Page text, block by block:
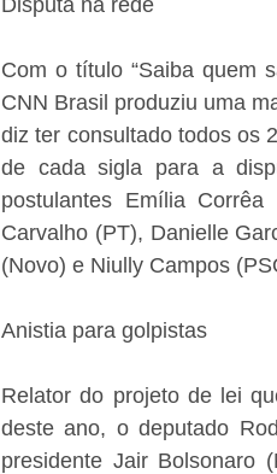
Disputa na rede
Com o título “Saiba quem
CNN Brasil produziu uma
diz ter consultado todos os
de cada sigla para a
postulantes Emília
Carvalho (PT), Danielle
(Novo) e Niully Campos
Anistia para golpistas
Relator do projeto de lei
deste ano, o deputado
presidente Jair Bolsonaro